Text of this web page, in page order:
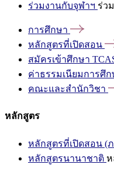
ร่วมงานกับจุฬาฯ ร่ว
การศึกษา
หลักสูตรที่เปิดสอน
สมัครเข้าศึกษา
ค่าธรรมเนียมการศึก
คณะและสำนักวิชา
หลักสูตร
หลักสูตรที่เปิดสอน (
หลักสูตรนานาชาติ ห